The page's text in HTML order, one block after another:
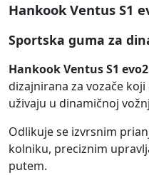
Hankook Ventus S1
Sportska guma za
Hankook Ventus S1
dizajnirana za vozače
uživaju u dinamičnoj
Odlikuje se izvrsnim
kolniku, preciznim
putem.